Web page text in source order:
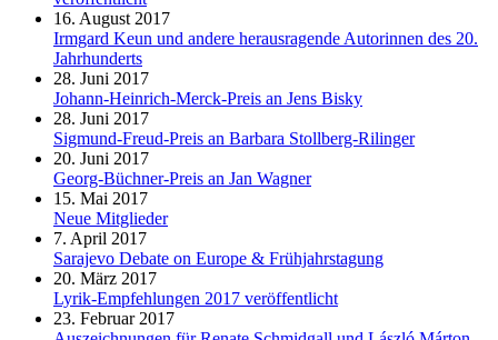
16. August 2017
Irmgard Keun und andere herausragende Autorinnen des 20.
Jahrhunderts
28. Juni 2017
Johann-Heinrich-Merck-Preis an Jens Bisky
28. Juni 2017
Sigmund-Freud-Preis an Barbara Stollberg-Rilinger
20. Juni 2017
Georg-Büchner-Preis an Jan Wagner
15. Mai 2017
Neue Mitglieder
7. April 2017
Sarajevo Debate on Europe & Frühjahrstagung
20. März 2017
Lyrik-Empfehlungen 2017 veröffentlicht
23. Februar 2017